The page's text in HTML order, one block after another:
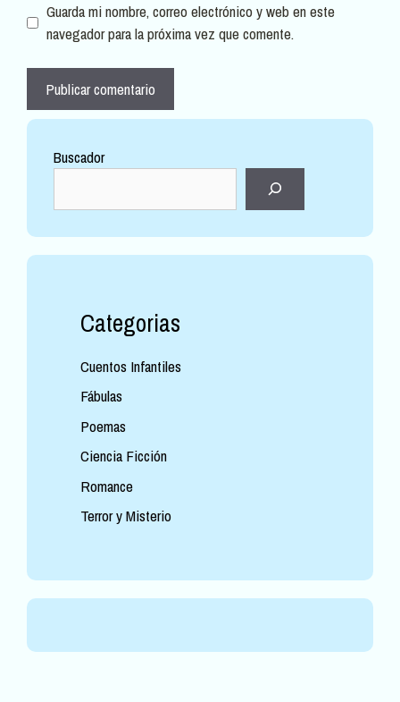
Guarda mi nombre, correo electrónico y web en este
navegador para la próxima vez que comente.
Buscador
Categorias
Cuentos Infantiles
Fábulas
Poemas
Ciencia Ficción
Romance
Terror y Misterio